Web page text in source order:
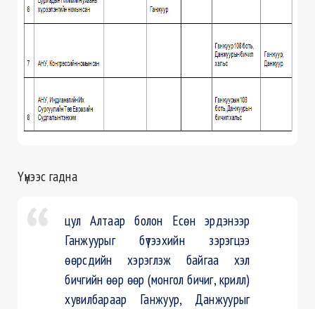
Үүнээс гадна
цул Алтаар болон Есөн эрдэнээр
Ганжуурыг бүтээхийн зэрэгцээ
өөрсдийн хэрэглэж байгаа хэл
бичгийн өөр өөр (монгол бичиг, крилл)
хувилбараар Ганжуур, Данжуурыг